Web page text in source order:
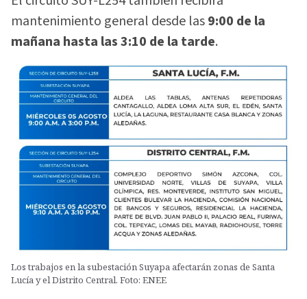
mantenimiento general desde las9:00 de la
mañana hasta las 3:10 de la tarde.
Los trabajos en la subestación Suyapa afectarán zonas de Santa
Lucía y el Distrito Central. Foto: ENEE